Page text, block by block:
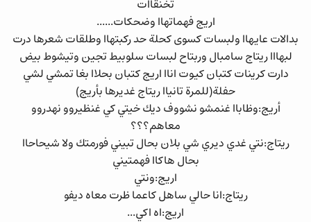
تخنقاات
اريج فهماتهاا وضحكات......
بدالات عايهاا ولبسات كسوى كحلة حد ركبتهاا وطلقات شعرها درت
لبهااا ريتاج سامبال وربتاح لبسات سلوبيط تجين وتيشوط بيض
دارت كرينات كتبان كيوت اناا اريج كتبان بحلاا بغا تمشي لشي
حفلة(للمرة تانياا ريتاج غديرها بأريج)
أريج:وظاباا غنمشو نشووف ديك خيتي كي غنظيروو نهدروو
معاهم؟؟؟
ريتاج:نتي غدي ديري شي بلان بحال تبيني فورمتك ولا شيحاحاا
بحال هاكاا فهمتيني
اريج:ونتي
ريتاج:انا حالي ساهل كاعما ظرت معاه ديفو
اريج:اه اكي...